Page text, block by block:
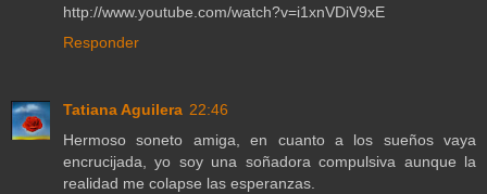
http://www.youtube.com/watch?v=i1xnVDiV9xE
Responder
Tatiana Aguilera 22:46
Hermoso soneto amiga, en cuanto a los sueños vaya
encrucijada, yo soy una soñadora compulsiva aunque la
realidad me colapse las esperanzas.